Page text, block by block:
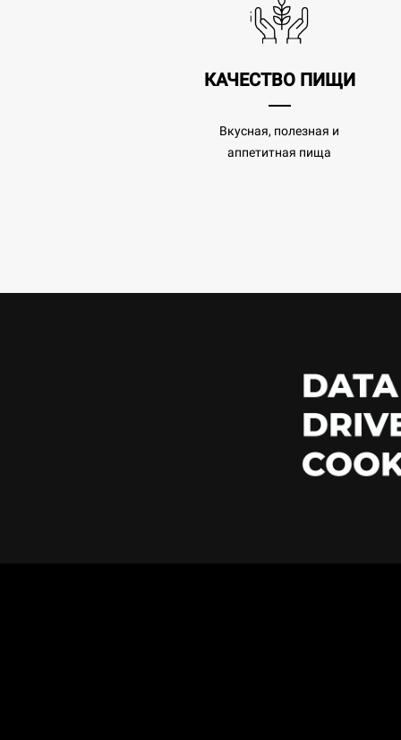
КАЧЕСТВО ПИЩИ
Вкусная, полезная и
аппетитная пища